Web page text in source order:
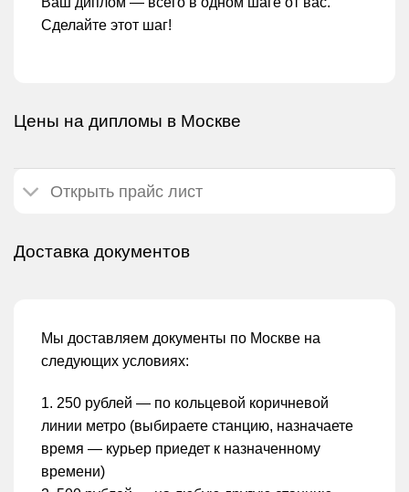
Сделайте этот шаг!
Цены на дипломы в Москве
Открыть прайс лист
Доставка документов
Мы доставляем документы по Москве на
следующих условиях:
1. 250 рублей — по кольцевой коричневой
линии метро (выбираете станцию, назначаете
время — курьер приедет к назначенному
времени)